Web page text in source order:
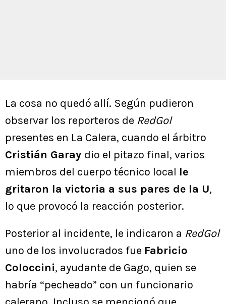
La cosa no quedó allí. Según pudieron
observar los reporteros de RedGol
presentes en La Calera, cuando el árbitro
Cristián Garay dio el pitazo final, varios
miembros del cuerpo técnico local le
gritaron la victoria a sus pares de la U,
lo que provocó la reacción posterior.
Posterior al incidente, le indicaron a RedGol
uno de los involucrados fue Fabricio
Coloccini, ayudante de Gago, quien se
habría “pecheado” con un funcionario